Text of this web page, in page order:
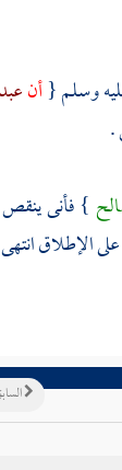
وسلم {أن
.
} فأنى
الإطلاق